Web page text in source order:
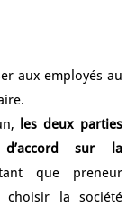
aux employés au
les deux parties
sur la
que preneur
choisir la société